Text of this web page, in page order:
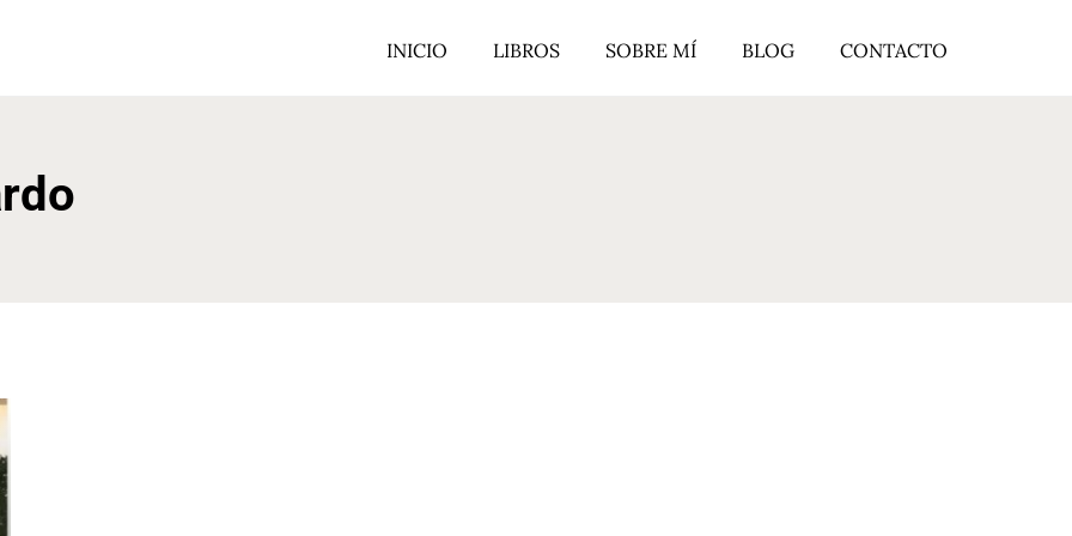
INICIO LIBROS SOBRE MÍ BLOG CONTACTO